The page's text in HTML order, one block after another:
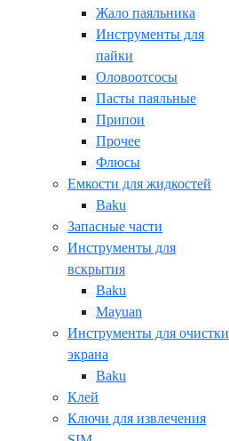
Жало паяльника
Инструменты для
пайки
Оловоотсосы
Пасты паяльные
Припои
Прочее
Флюсы
Емкости для жидкостей
Baku
Запасные части
Инструменты для
вскрытия
Baku
Mayuan
Инструменты для очистки
экрана
Baku
Клей
Ключи для извлечения